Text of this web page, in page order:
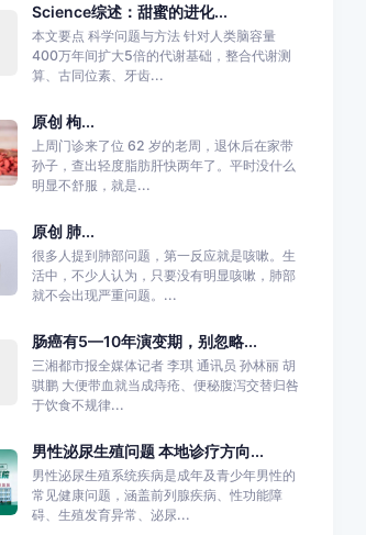
Science综述：甜蜜的进化...
本文要点 科学问题与方法 针对人类脑容量
400万年间扩大5倍的代谢基础，整合代谢测
算、古同位素、牙齿...
原创 枸...
上周门诊来了位 62 岁的老周，退休后在家带
孙子，查出轻度脂肪肝快两年了。平时没什么
明显不舒服，就是...
原创 肺...
很多人提到肺部问题，第一反应就是咳嗽。生
活中，不少人认为，只要没有明显咳嗽，肺部
就不会出现严重问题。...
肠癌有5—10年演变期，别忽略...
三湘都市报全媒体记者 李琪 通讯员 孙林丽 胡
骐鹏 大便带血就当成痔疮、便秘腹泻交替归咎
于饮食不规律...
男性泌尿生殖问题 本地诊疗方向...
男性泌尿生殖系统疾病是成年及青少年男性的
常见健康问题，涵盖前列腺疾病、性功能障
碍、生殖发育异常、泌尿...